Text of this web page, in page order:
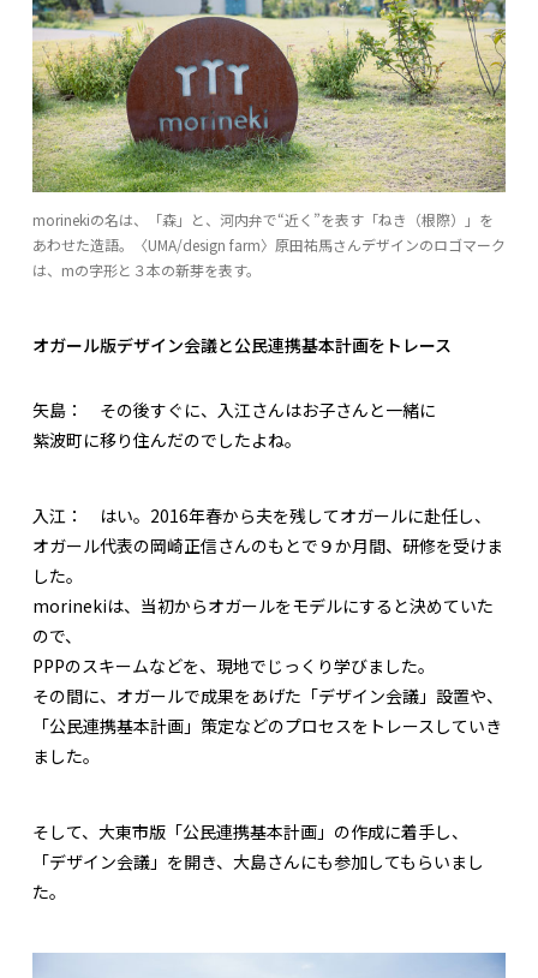
morinekiの名は、「森」と、河内弁で“近く”を表す「ねき（根際）」を
あわせた造語。〈UMA/design farm〉原田祐馬さんデザインのロゴマーク
は、mの字形と３本の新芽を表す。
オガール版デザイン会議と公民連携基本計画をトレース
矢島： その後すぐに、入江さんはお子さんと一緒に
紫波町に移り住んだのでしたよね。
入江： はい。2016年春から夫を残してオガールに赴任し、
オガール代表の岡崎正信さんのもとで９か月間、研修を受けま
した。
morinekiは、当初からオガールをモデルにすると決めていた
ので、
PPPのスキームなどを、現地でじっくり学びました。
その間に、オガールで成果をあげた「デザイン会議」設置や、
「公民連携基本計画」策定などのプロセスをトレースしていき
ました。
そして、大東市版「公民連携基本計画」の作成に着手し、
「デザイン会議」を開き、大島さんにも参加してもらいまし
た。